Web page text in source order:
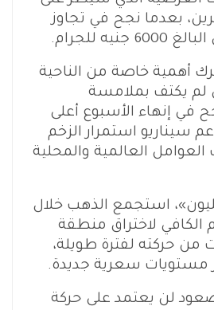
بعدما نجح في تجاوز
للجرام.
أهمية خاصة من الناحية
لم يكتف بملامسة
في إنهاء الأسبوع أعلى
سيناريو استمرار الزخم
العالمية والمحلية
استجمع الذهب خلال
الكافي لاختراق منطقة
من حركته لفترة طويلة،
مستويات سعرية جديدة.
لن يعتمد على حركة